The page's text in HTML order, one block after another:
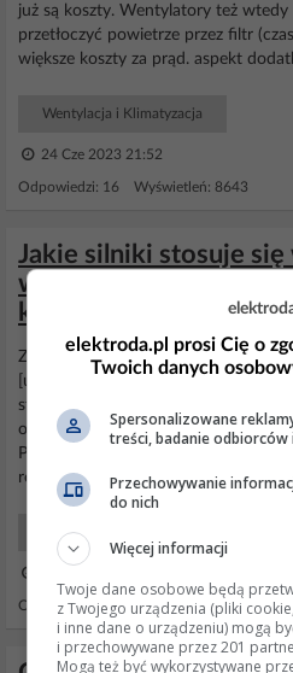
już są koszty. Wentylatory też wtedy
przetłoczyć powietrze przez filtr
większe koszty za prąd. aspekt
Wentylacja i Klimatyzacja
24 Cze 2023 21:52
Odpowiedzi: 16 Wyświetleń: 8643
Jakie silniki stosuje się
wentylacyjnych i
kanałowych?
Z tego co pamiętam był to
[url=http://www.ebmpapst.pl/
stałego z wbudowaną elektroniką
obrotami poprzez podawanie
Ponadto coś podobnego - aukcja
regulaminem...
Elektro Maszyny i Urządzenia
Odpowiedzi: 9 Wyświetleń: 3029
elektroda.pl prosi Cię o
Twoich danych
Spersonalizowane
treści, badanie odbiorców
Przechowywanie
do nich
Więcej informacji
Twoje dane osobowe będą
z Twojego urządzenia (pliki
i inne dane o urządzeniu) mogą
i przechowywane przez 201
Mogą też być wykorzystywane